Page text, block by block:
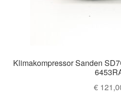
Klimakompressor Sanden
€